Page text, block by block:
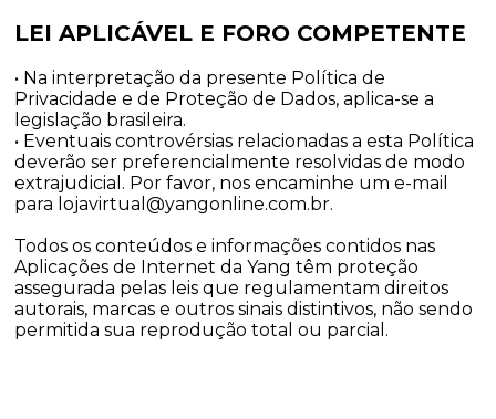
LEI APLICÁVEL E FORO COMPETENTE
• Na interpretação da presente Política de
Privacidade e de Proteção de Dados, aplica-se a
legislação brasileira.
• Eventuais controvérsias relacionadas a esta Política
deverão ser preferencialmente resolvidas de modo
extrajudicial. Por favor, nos encaminhe um e-mail
para lojavirtual@yangonline.com.br.
Todos os conteúdos e informações contidos nas
Aplicações de Internet da Yang têm proteção
assegurada pelas leis que regulamentam direitos
autorais, marcas e outros sinais distintivos, não sendo
permitida sua reprodução total ou parcial.